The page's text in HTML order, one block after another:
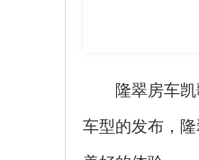
隆翠房车
车型的发布，